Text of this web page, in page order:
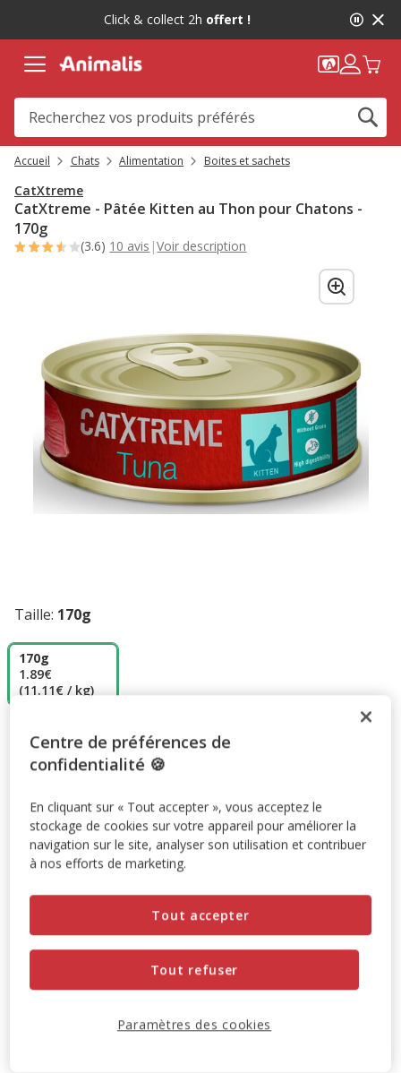
message,
Click & collect 2h offert !
Accueil Chats Alimentation Boites et sachets
CatXtreme
CatXtreme - Pâtée Kitten au Thon pour Chatons -
170g
(3.6) 10 avis |Voir description
Taille: 170g
170g
1.89€
(11.11€ / kg)
L'achat de ce produit est possible à partir de 6 quantités
ajoutées au panier.
6+1 offert SUPER LOTS : 6 achetés = le 7ème offert à
l'ajout de 7 produits au panier.Offre valable sur une
Prix 1.89€, 11.11 EUR par kg
1.89€ (11.11€ / kg)
Ajouter au panier
Centre de préférences de
confidentialité 🍪
En cliquant sur « Tout accepter », vous acceptez le
stockage de cookies sur votre appareil pour améliorer la
navigation sur le site, analyser son utilisation et contribuer
à nos efforts de marketing.
Tout refuser
Tout accepter
Paramètres des cookies